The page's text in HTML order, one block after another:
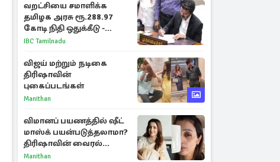
வறட்சியை சமாளிக்க
தமிழக அரசு ரூ.288.97
கோடி நிதி ஒதுக்கீடு -
வெளியான அரசாணை
IBC Tamilnadu
விஜய் மற்றும் நடிகை
திரிஷாவின்
புகைப்படங்கள்
Manithan
விமானப் பயணத்தில் ஷீட்
மாஸ்க் பயன்படுத்தலாமா?
திரிஷாவின் வைரல்
செல்ஃபிக்கு மருத்துவர்
Manithan